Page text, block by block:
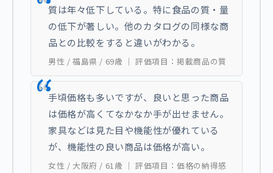
質は年々低下している。特に食品の質・量
の低下が著しい。他のカタログの同様な商
品との比較をすると違いがわかる。
男性 / 福島県 / 69歳 ｜ 評価項目：掲載商品の質
手頃価格も多いですが、良いと思った商品
は価格が高くてなかなか手が出せません。
家具などは見た目や機能性が優れている
が、機能性の良い商品は価格が高い。
女性 / 大阪府 / 61歳 ｜ 評価項目：価格の納得感